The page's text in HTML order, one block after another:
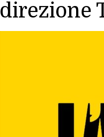
direzione